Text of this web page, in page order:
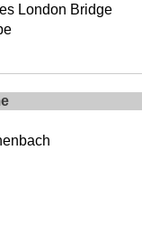
London Bridge